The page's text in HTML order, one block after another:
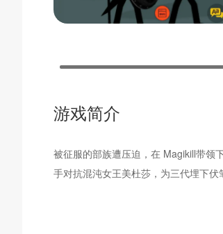
游戏简介
被征服的部族遭压迫，在 Magikill带
手对抗混沌女王美杜莎，为三代埋下伏